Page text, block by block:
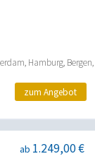
Hamburg, Bergen,
zum Angebot
ab 1.249,00 €